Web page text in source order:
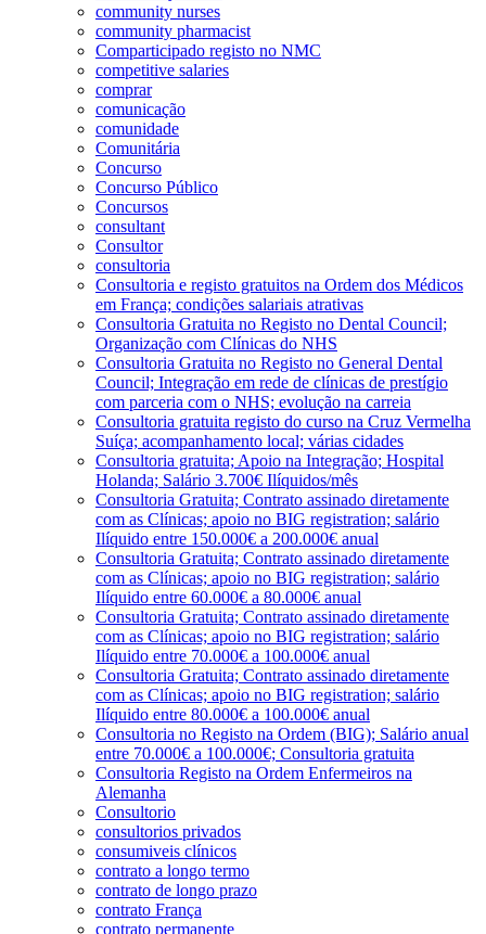
community nurses
community pharmacist
Comparticipado registo no NMC
competitive salaries
comprar
comunicação
comunidade
Comunitária
Concurso
Concurso Público
Concursos
consultant
Consultor
consultoria
Consultoria e registo gratuitos na Ordem dos Médicos
em França; condições salariais atrativas
Consultoria Gratuita no Registo no Dental Council;
Organização com Clínicas do NHS
Consultoria Gratuita no Registo no General Dental
Council; Integração em rede de clínicas de prestígio
com parceria com o NHS; evolução na carreia
Consultoria gratuita registo do curso na Cruz Vermelha
Suíça; acompanhamento local; várias cidades
Consultoria gratuita; Apoio na Integração; Hospital
Holanda; Salário 3.700€ Ilíquidos/mês
Consultoria Gratuita; Contrato assinado diretamente
com as Clínicas; apoio no BIG registration; salário
Ilíquido entre 150.000€ a 200.000€ anual
Consultoria Gratuita; Contrato assinado diretamente
com as Clínicas; apoio no BIG registration; salário
Ilíquido entre 60.000€ a 80.000€ anual
Consultoria Gratuita; Contrato assinado diretamente
com as Clínicas; apoio no BIG registration; salário
Ilíquido entre 70.000€ a 100.000€ anual
Consultoria Gratuita; Contrato assinado diretamente
com as Clínicas; apoio no BIG registration; salário
Ilíquido entre 80.000€ a 100.000€ anual
Consultoria no Registo na Ordem (BIG); Salário anual
entre 70.000€ a 100.000€; Consultoria gratuita
Consultoria Registo na Ordem Enfermeiros na
Alemanha
Consultorio
consultorios privados
consumiveis clínicos
contrato a longo termo
contrato de longo prazo
contrato França
contrato permanente